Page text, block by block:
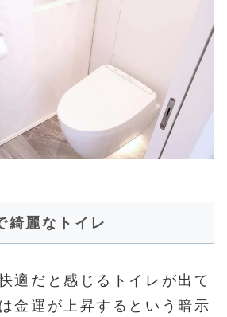
麗なトイレ
適だと感じるトイレが出て
金運が上昇するという暗示